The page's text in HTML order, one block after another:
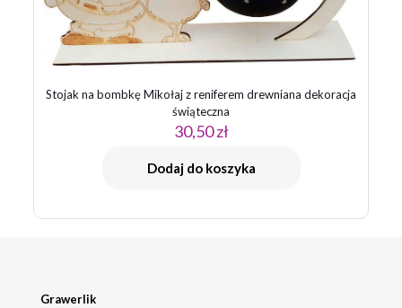
Stojak na bombkę Mikołaj z reniferem drewniana dekoracja
świąteczna
30,50zł
Dodaj do koszyka
Grawerlik